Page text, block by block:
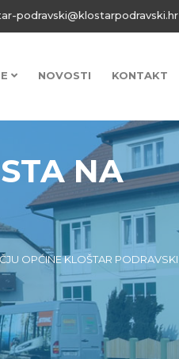
podravski@klostarpodravski.hr
NOVOSTI KONTAKT
NA
OPĆINE KLOŠTAR PODRAVSKI